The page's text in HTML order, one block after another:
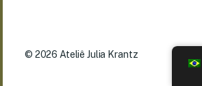
© 2026 Ateliê Julia Krantz